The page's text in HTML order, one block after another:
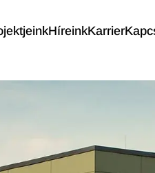
HíreinkKarrier